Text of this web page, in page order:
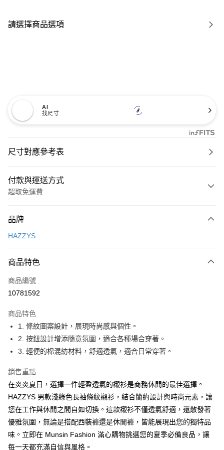
請選擇商品選項
AI
找尺寸
尺寸對應參考表
付款與運送方式
超取免運費
信用卡一次付款
LINE Pay
Apple Pay
悠遊付
大哥付你分期
相關說明
1.本服務由台灣大哥大提供，台灣大哥大用戶可立即使用無須另外申請。
流程，驗證手機門號後，選擇欲分期的期數、繳款截止日，確認付款後即完
成交易。
3.實際核准額度、可分期數及費用金額請依後續交易確認頁面所載為準。
4.訂單成立30分鐘內，如未前往確認交易或遇審核未通過，訂單將自動取
消。如遇「轉專審核」未通過狀況，表示未達大哥付你分期系統評分，恕無
法說明評估內容。
AFTEE先享後付
相關說明
AFTEE先享後付是「在收到商品之後才付款」的支付方式。 讓您購物簡單
便利好安心！
１．簡單：不需註冊會員、不需綁卡、不需儲值。
２．便利：只要手機號碼，簡訊認證，即可結帳。
３．安心：先確認商品／服務後，再付款。
ATM付款
運送方式
全家取貨付款
品牌
HAZZYS
商品特色
商品編號
10781592
商品特色
1. 條紋圖案設計，展現時尚感與個性。
2. 按鈕設計增添隨意氛圍，適合各種場合穿著。
3. 輕便的棉混紡材料，舒適透氣，適合日常穿著。
銷售重點
在炎炎夏日，選擇一件輕盈透氣的襯衫是商務休閒的最佳選擇。
HAZZYS 男款淺綠色長袖條紋襯衫，結合簡約設計與時尚元素，讓
您在工作與休閒之間自如切換。這款襯衫不僅透氣舒適，還散發著
優雅氛圍，無論是搭配西裝褲還是休閒褲，皆能展現出您的獨特品
味。立即在 Munsin Fashion 滿心購物挑選您的夏季必備良品，讓
每一天都充滿自信與風格。